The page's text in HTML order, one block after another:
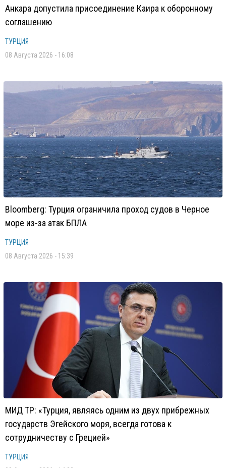
Анкара допустила присоединение Каира к оборонному
соглашению
ТУРЦИЯ
08 Августа 2026 - 16:08
Bloomberg: Турция ограничила проход судов в Черное
море из-за атак БПЛА
ТУРЦИЯ
08 Августа 2026 - 15:39
МИД ТР: «Турция, являясь одним из двух прибрежных
государств Эгейского моря, всегда готова к
сотрудничеству с Грецией»
ТУРЦИЯ